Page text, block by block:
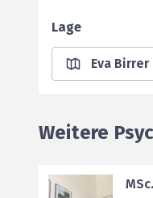
Lage
Eva
Weitere